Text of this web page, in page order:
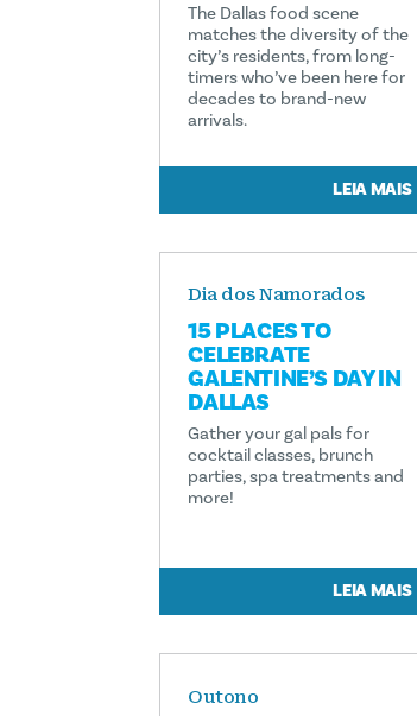
The Dallas food scene
matches the diversity of the
city’s residents, from long-
timers who’ve been here for
decades to brand-new
arrivals.
LEIA MAIS
Dia dos Namorados
15 PLACES TO
CELEBRATE
GALENTINE’S DAY IN
DALLAS
Gather your gal pals for
cocktail classes, brunch
parties, spa treatments and
more!
LEIA MAIS
Outono